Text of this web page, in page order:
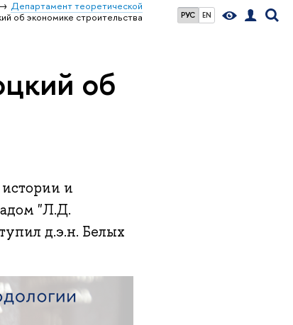
РУС EN
Департамент теоретической
об экономике строительства
об
и
"Л.Д.
д.э.н. Белых